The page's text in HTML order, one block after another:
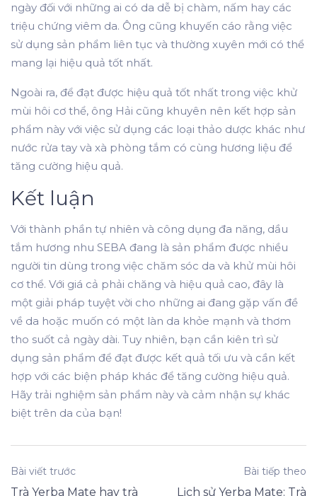
ngày đối với những ai có da dễ bị chàm, nấm hay các
triệu chứng viêm da. Ông cũng khuyến cáo rằng việc
sử dụng sản phẩm liên tục và thường xuyên mới có thể
mang lại hiệu quả tốt nhất.
Ngoài ra, để đạt được hiệu quả tốt nhất trong việc khử
mùi hôi cơ thể, ông Hải cũng khuyên nên kết hợp sản
phẩm này với việc sử dụng các loại thảo dược khác như
nước rửa tay và xà phòng tắm có cùng hương liệu để
tăng cường hiệu quả.
Kết luận
Với thành phần tự nhiên và công dụng đa năng, dầu
tắm hương nhu SEBA đang là sản phẩm được nhiều
người tin dùng trong việc chăm sóc da và khử mùi hôi
cơ thể. Với giá cả phải chăng và hiệu quả cao, đây là
một giải pháp tuyệt vời cho những ai đang gặp vấn đề
về da hoặc muốn có một làn da khỏe mạnh và thơm
tho suốt cả ngày dài. Tuy nhiên, bạn cần kiên trì sử
dụng sản phẩm để đạt được kết quả tối ưu và cần kết
hợp với các biện pháp khác để tăng cường hiệu quả.
Hãy trải nghiệm sản phẩm này và cảm nhận sự khác
biệt trên da của bạn!
Bài viết trước
Trà Yerba Mate hay trà
Bài tiếp theo
Lịch sử Yerba Mate: Trà